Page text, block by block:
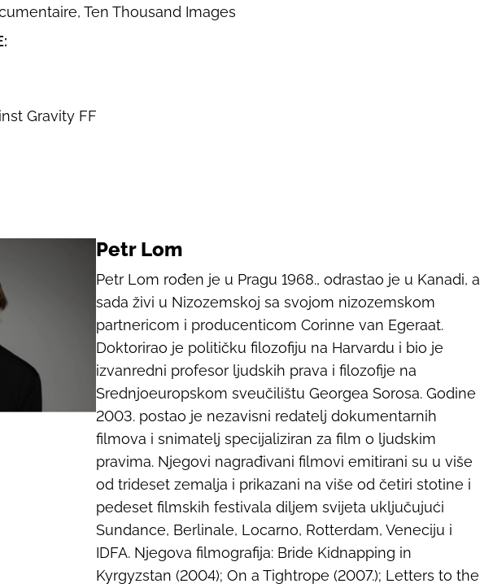
Ten Thousand Images
Gravity FF
Petr Lom
Petr Lom rođen je u Pragu 1968., odrastao je u Kanadi, a
sada živi u Nizozemskoj sa svojom nizozemskom
partnericom i producenticom Corinne van Egeraat.
Doktorirao je političku filozofiju na Harvardu i bio je
izvanredni profesor ljudskih prava i filozofije na
Srednjoeuropskom sveučilištu Georgea Sorosa. Godine
2003. postao je nezavisni redatelj dokumentarnih
filmova i snimatelj specijaliziran za film o ljudskim
pravima. Njegovi nagrađivani filmovi emitirani su u više
od trideset zemalja i prikazani na više od četiri stotine i
pedeset filmskih festivala diljem svijeta uključujući
Sundance, Berlinale, Locarno, Rotterdam, Veneciju i
IDFA. Njegova filmografija: Bride Kidnapping in
Kyrgyzstan (2004); On a Tightrope (2007.); Letters to the